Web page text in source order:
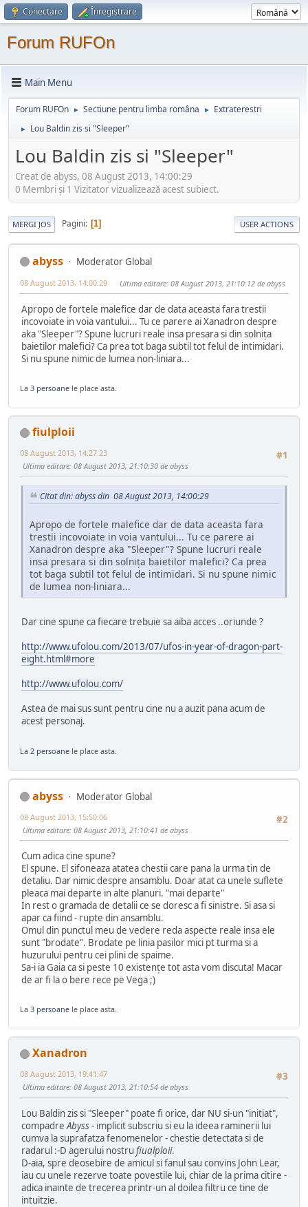
Conectare Înregistrare
Forum RUFOn
Main Menu
Forum RUFOn ► Sectiune pentru limba româna ► Extraterestri
► Lou Baldin zis si "Sleeper"
Lou Baldin zis si "Sleeper"
Creat de abyss, 08 August 2013, 14:00:29
0 Membri şi 1 Vizitator vizualizează acest subiect.
MERGI JOS Pagini 1 USER ACTIONS
abyss Moderator Global
08 August 2013, 14:00:29 Ultima editare: 08 August 2013, 21:10:12 de abyss
Apropo de fortele malefice dar de data aceasta fara trestii
incovoiate in voia vantului... Tu ce parere ai Xanadron despre
aka "Sleeper"? Spune lucruri reale insa presara si din solniţa
baietilor malefici? Ca prea tot baga subtil tot felul de intimidari.
Si nu spune nimic de lumea non-liniara...
La 3 persoane le place asta.
fiulploii
#1
08 August 2013, 14:27:23
Ultima editare: 08 August 2013, 21:10:30 de abyss
Citat din: abyss din 08 August 2013, 14:00:29
Apropo de fortele malefice dar de data aceasta fara
trestii incovoiate in voia vantului... Tu ce parere ai
Xanadron despre aka "Sleeper"? Spune lucruri reale
insa presara si din solniţa baietilor malefici? Ca prea
tot baga subtil tot felul de intimidari. Si nu spune nimic
de lumea non-liniara...
Dar cine spune ca fiecare trebuie sa aiba acces ..oriunde ?
http://www.ufolou.com/2013/07/ufos-in-year-of-dragon-part-
eight.html#more
http://www.ufolou.com/
Astea de mai sus sunt pentru cine nu a auzit pana acum de
acest personaj.
La 2 persoane le place asta.
abyss
Moderator Global
#2
08 August 2013, 15:50:06
Ultima editare: 08 August 2013, 21:10:41 de abyss
Cum adica cine spune?
El spune. El sifoneaza atatea chestii care pana la urma tin de
detaliu. Dar nimic despre ansamblu. Doar atat ca unele suflete
pleaca mai departe in alte planuri. "mai departe"
In rest o gramada de detalii ce se doresc a fi sinistre. Si asa si
apar ca fiind - rupte din ansamblu.
Omul din punctul meu de vedere reda aspecte reale insa ele
sunt "brodate". Brodate pe linia pasilor mici pt turma si a
huzurului pentru cei plini de spaime.
Sa-i ia Gaia ca si peste 10 existenţe tot asta vom discuta! Macar
de ar fi la o bere rece pe Vega ;)
La 3 persoane le place asta.
Xanadron
#3
08 August 2013, 19:41:47
Ultima editare: 08 August 2013, 21:10:54 de abyss
Lou Baldin zis si "Sleeper" poate fi orice, dar NU si-un "initiat",
compadre Abyss- implicit subscriu si eu la ideea raminerii lui
cumva la suprafatza fenomenelor - chestie detectata si de
radarul :-D agerului nostru fiualploii.
D-aia, spre deosebire de amicul si fanul sau convins John Lear,
iau cu unele rezerve toate povestile lui, chiar de la prima citire -
adica inainte de trecerea printr-un al doilea filtru ce tine de
intuitzie.